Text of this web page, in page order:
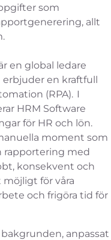
som
allt
en global ledare
en kraftfull
(RPA). I
HRM Software
för HR och lön.
moment som
rapportering med
konsekvent och
för våra
och frigöra tid för
anpassat